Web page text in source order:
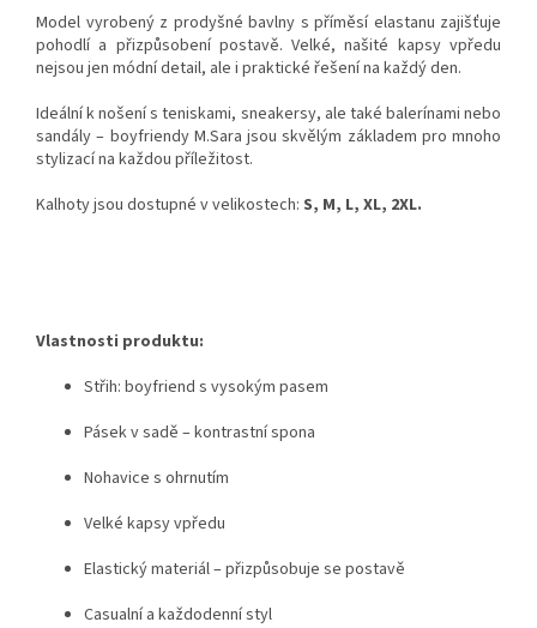
Model vyrobený z prodyšné bavlny s příměsí elastanu zajišťuje
pohodlí a přizpůsobení postavě. Velké, našité kapsy vpředu
nejsou jen módní detail, ale i praktické řešení na každý den.
Ideální k nošení s teniskami, sneakersy, ale také balerínami nebo
sandály – boyfriendy M.Sara jsou skvělým základem pro mnoho
stylizací na každou příležitost.
Kalhoty jsou dostupné v velikostech: S, M, L, XL, 2XL.
Vlastnosti produktu:
Střih: boyfriend s vysokým pasem
Pásek v sadě – kontrastní spona
Nohavice s ohrnutím
Velké kapsy vpředu
Elastický materiál – přizpůsobuje se postavě
Casualní a každodenní styl